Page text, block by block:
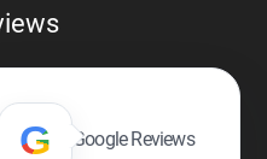
G Google Reviews